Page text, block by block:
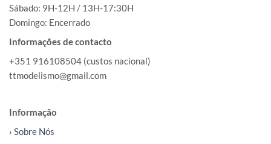
Sábado: 9H-12H / 13H-17:30H
Domingo: Encerrado
Informações de contacto
+351 916108504 (custos nacional)
ttmodelismo@gmail.com
Informação
› Sobre Nós